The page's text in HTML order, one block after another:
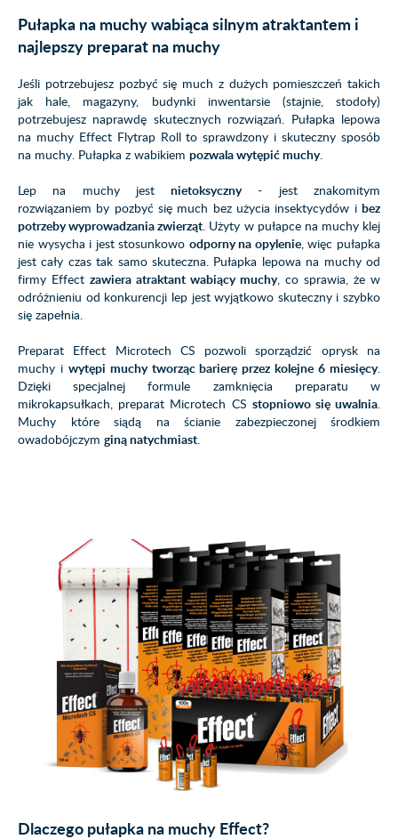
Pułapka na muchy wabiąca silnym atraktantem i
najlepszy preparat na muchy
Jeśli potrzebujesz pozbyć się much z dużych pomieszczeń takich
jak hale, magazyny, budynki inwentarsie (stajnie, stodoły)
potrzebujesz naprawdę skutecznych rozwiązań. Pułapka lepowa
na muchy Effect Flytrap Roll to sprawdzony i skuteczny sposób
na muchy. Pułapka z wabikiem pozwala wytępić muchy.
Lep na muchy jestnietoksyczny- jest znakomitym
rozwiązaniem by pozbyć się much bez użycia insektycydów i bez
potrzeby wyprowadzania zwierząt. Użyty w pułapce na muchy klej
nie wysycha i jest stosunkowo odporny na opylenie, więc pułapka
jest cały czas tak samo skuteczna. Pułapka lepowa na muchy od
firmy Effect zawiera atraktant wabiący muchy, co sprawia, że w
odróżnieniu od konkurencji lep jest wyjątkowo skuteczny i szybko
się zapełnia.
Preparat Effect Microtech CS pozwoli sporządzić oprysk na
muchy i wytępi muchy tworząc barierę przez kolejne 6 miesięcy.
Dzięki specjalnej formule zamknięcia preparatu w
mikrokapsułkach, preparat Microtech CS stopniowo się uwalnia.
Muchy które siądą na ścianie zabezpieczonej środkiem
owadobójczym giną natychmiast.
Dlaczego pułapka na muchy Effect?